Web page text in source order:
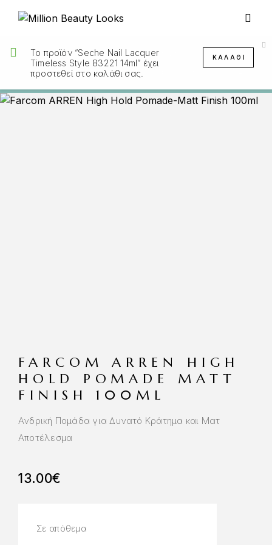
ΑΡΧΙΚΉ ΣΕΛΊΔΑ ΆΝΔΡΑΣ
FARCOM ARREN HIGH HOLD POMADE MATT FINISH 100ML
FARCOM ARREN HIGH
HOLD POMADE MATT
FINISH 100ML
Ανδρική Πομάδα για Δυνατό Κράτημα και Ματ
Αποτέλεσμα
13.00€
Σε απόθεμα
ΚΑΛΆΘΙ
Το προϊόν “Seche Nail Lacquer
Timeless Style 83221 14ml” έχει
προστεθεί στο καλάθι σας.